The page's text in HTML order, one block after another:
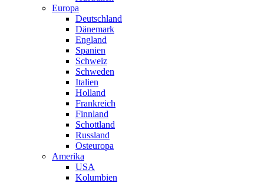
Europa
Deutschland
Dänemark
England
Spanien
Schweiz
Schweden
Italien
Holland
Frankreich
Finnland
Schottland
Russland
Osteuropa
Amerika
USA
Kolumbien